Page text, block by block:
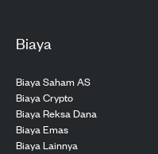
Biaya
Biaya Saham AS
Biaya Crypto
Biaya Reksa Dana
Biaya Emas
Biaya Lainnya